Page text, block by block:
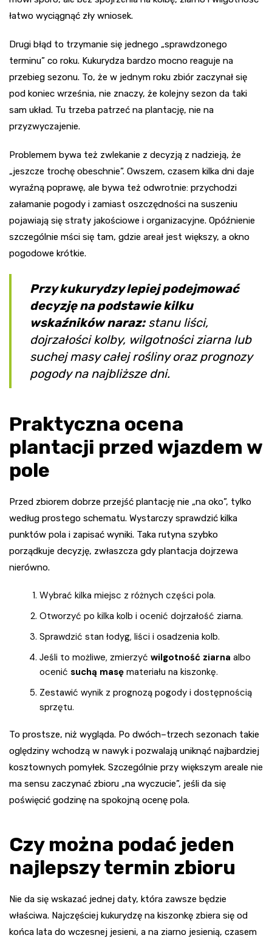
łatwo wyciągnąć zły wniosek.
Drugi błąd to trzymanie się jednego „sprawdzonego
terminu” co roku. Kukurydza bardzo mocno reaguje na
przebieg sezonu. To, że w jednym roku zbiór zaczynał się
pod koniec września, nie znaczy, że kolejny sezon da taki
sam układ. Tu trzeba patrzeć na plantację, nie na
przyzwyczajenie.
Problemem bywa też zwlekanie z decyzją z nadzieją, że
„jeszcze trochę obeschnie”. Owszem, czasem kilka dni daje
wyraźną poprawę, ale bywa też odwrotnie: przychodzi
załamanie pogody i zamiast oszczędności na suszeniu
pojawiają się straty jakościowe i organizacyjne. Opóźnienie
szczególnie mści się tam, gdzie areał jest większy, a okno
pogodowe krótkie.
Przy kukurydzy lepiej podejmować
decyzję na podstawie kilku
wskaźników naraz:stanu liści,
dojrzałości kolby, wilgotności ziarna lub
suchej masy całej rośliny oraz prognozy
pogody na najbliższe dni.
Praktyczna ocena
plantacji przed wjazdem w
pole
Przed zbiorem dobrze przejść plantację nie „na oko”, tylko
według prostego schematu. Wystarczy sprawdzić kilka
punktów pola i zapisać wyniki. Taka rutyna szybko
porządkuje decyzję, zwłaszcza gdy plantacja dojrzewa
nierówno.
Wybrać kilka miejsc z różnych części pola.
Otworzyć po kilka kolb i ocenić dojrzałość ziarna.
Sprawdzić stan łodyg, liści i osadzenia kolb.
Jeśli to możliwe, zmierzyć wilgotność ziarna albo
ocenić suchą masę materiału na kiszonkę.
Zestawić wynik z prognozą pogody i dostępnością
sprzętu.
To prostsze, niż wygląda. Po dwóch–trzech sezonach takie
oględziny wchodzą w nawyk i pozwalają uniknąć najbardziej
kosztownych pomyłek. Szczególnie przy większym areale nie
ma sensu zaczynać zbioru „na wyczucie”, jeśli da się
poświęcić godzinę na spokojną ocenę pola.
Czy można podać jeden
najlepszy termin zbioru
Nie da się wskazać jednej daty, która zawsze będzie
właściwa. Najczęściej kukurydzę na kiszonkę zbiera się od
końca lata do wczesnej jesieni, a na ziarno jesienią, czasem